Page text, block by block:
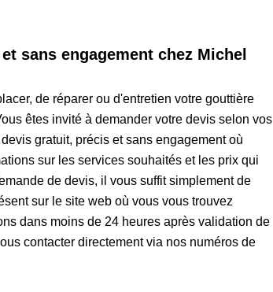
sans engagement chez Michel
de réparer ou d'entretien votre gouttière
êtes invité à demander votre devis selon vos
gratuit, précis et sans engagement où
sur les services souhaités et les prix qui
de devis, il vous suffit simplement de
sur le site web où vous vous trouvez
dans moins de 24 heures après validation de
contacter directement via nos numéros de